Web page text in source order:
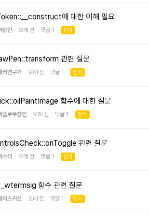
에 대한 이해 필요
장인 오래 전 댓글 1 인기
관련 질문
커연구가 오래 전 댓글 1 인기
함수에 대한 질문
플로우장인 오래 전 댓글 1 인기
관련 질문
스터 오래 전 댓글 1 인기
함수 관련 질문
이스귀신 오래 전 댓글 1 인기